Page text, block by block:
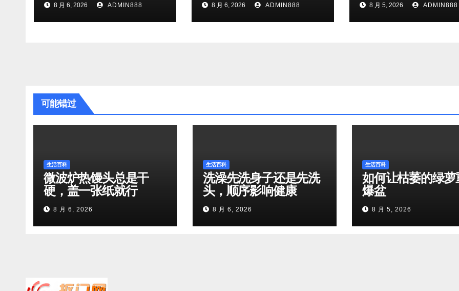
8 月 6, 2026 ADMIN888 8 月 6, 2026 ADMIN888 8 月 5, 2026 ADMIN888
可能错过
生活百科
微波炉热馒头总是干
硬，盖一张纸就行
8 月 6, 2026
生活百科
洗澡先洗身子还是先洗
头，顺序影响健康
8 月 6, 2026
生活百科
如何让枯萎的绿萝
爆盆
8 月 5, 2026